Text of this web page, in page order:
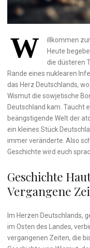
W
illkommen
Heute
die düsteren
Rande eines nuklearen
das Herz Deutschlands,
Wismut die sowjetische
Deutschland kam.‌ Taucht
beängstigende Welt der
ein kleines Stück
immer veränderte.​ Also
Geschichte wird euch
Geschichte
Vergangene
Im Herzen Deutschlands,⁤
im Osten des Landes,
vergangenen Zeiten, die